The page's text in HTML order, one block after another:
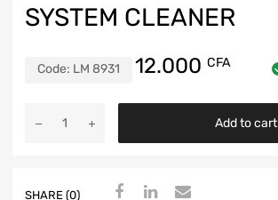
SYSTEM CLEANER
Code: LM 8931 12.000 CFA
Add to cart
SHARE (0)